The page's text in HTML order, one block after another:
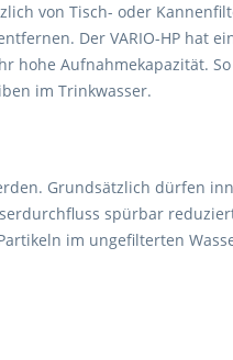
von Tisch- oder
Der VARIO-HP hat
Aufnahmekapazität.
im Trinkwasser.
Grundsätzlich dürfen
spürbar
im ungefilterten